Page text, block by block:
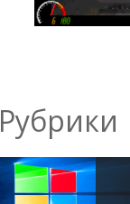
Рубрики